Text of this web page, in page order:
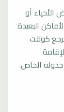
الأحياء أو
البعيدة
كوقت
الخاص.